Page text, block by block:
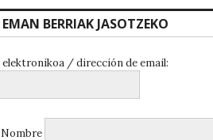
BERRIAK JASOTZEKO
elektronikoa / dirección de email: